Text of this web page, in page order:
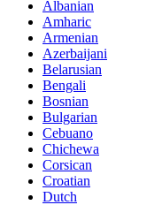
Albanian
Amharic
Armenian
Azerbaijani
Belarusian
Bengali
Bosnian
Bulgarian
Cebuano
Chichewa
Corsican
Croatian
Dutch